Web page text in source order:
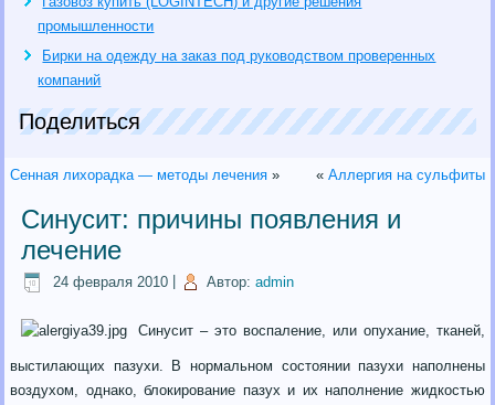
промышленности
Бирки на одежду на заказ под руководством проверенных
компаний
Поделиться
Сенная лихорадка — методы лечения » « Аллергия на сульфиты
Синусит: причины появления и
лечение
24 февраля 2010 Автор: admin
Синусит – это воспаление, или опухание, тканей,
выстилающих пазухи. В нормальном состоянии пазухи наполнены
воздухом, однако, блокирование пазух и их наполнение жидкостью